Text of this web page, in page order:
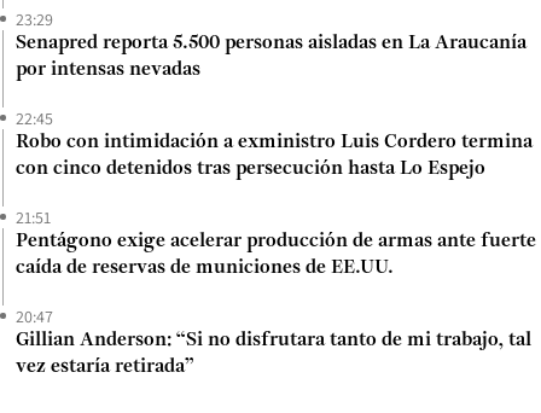
23:29
Senapred reporta 5.500 personas aisladas en La Araucanía
por intensas nevadas
22:45
Robo con intimidación a exministro Luis Cordero termina
con cinco detenidos tras persecución hasta Lo Espejo
21:51
Pentágono exige acelerar producción de armas ante fuerte
caída de reservas de municiones de EE.UU.
20:47
Gillian Anderson: “Si no disfrutara tanto de mi trabajo, tal
vez estaría retirada”